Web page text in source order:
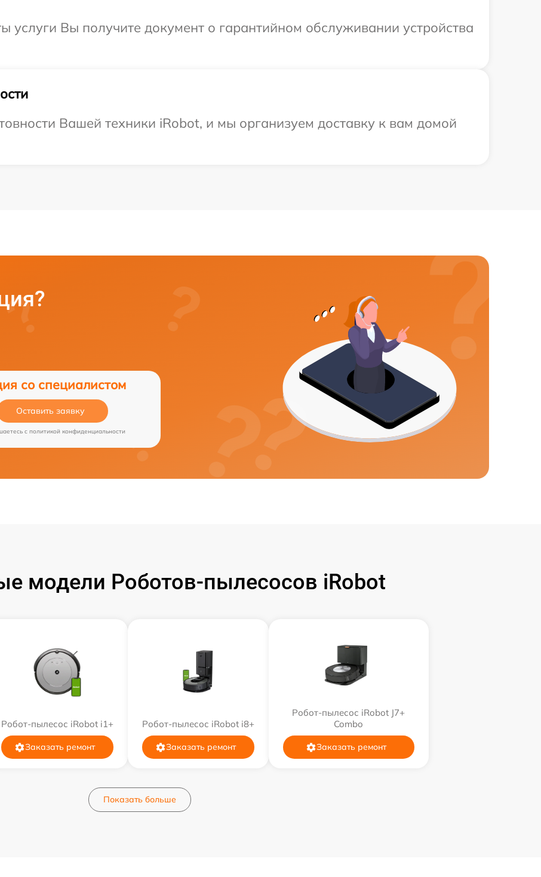
услуги Вы получите документ о гарантийном обслуживании устройства
Вашей техники iRobot, и мы организуем доставку к вам домой
со специалистом
Оставить заявку
c политикой конфиденциальности
модели Роботов-пылесосов iRobot
Робот-пылесос iRobot i1+
Заказать ремонт
Робот-пылесос iRobot i8+
Заказать ремонт
Робот-пылесос iRobot J7+
Combo
Заказать ремонт
Показать больше